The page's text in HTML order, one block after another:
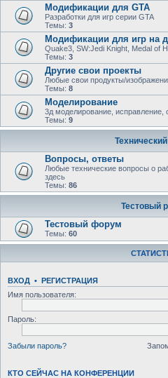
Модификации для GTA
Разработки для игр серии GTA
Темы: 3
Модификации для игр на
Quake3, SW:Jedi Knight, Medal of
Темы: 3
Другие свои проекты
Любые свои продукты/
Темы: 8
Моделирование
3д моделирование, исправление,
Темы: 9
Вопросы, ответы
Любыe технические вопросы о
здесь
Темы: 86
Тестовый
Тестовый форум
Темы: 60
ВХОД • РЕГИСТРАЦИЯ
Имя пользователя:
Пароль:
Забыли пароль?
КТО СЕЙЧАС НА КОНФЕРЕНЦИИ